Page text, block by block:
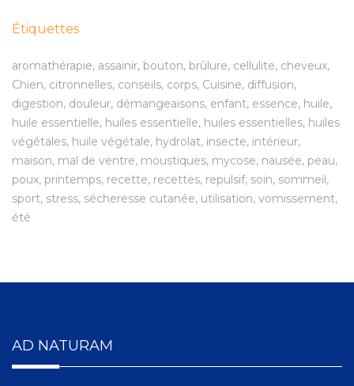
Étiquettes
aromathérapie assainir bouton brûlure cellulite cheveux
Chien citronnelles conseils corps Cuisine diffusion
digestion douleur démangeaisons enfant essence huile
huile essentielle huiles essentielle huiles essentielles huiles
végétales huile végétale hydrolat insecte intérieur
maison mal de ventre moustiques mycose nausée peau
poux printemps recette recettes repulsif soin sommeil
sport stress sécheresse cutanée utilisation vomissement
été
AD NATURAM